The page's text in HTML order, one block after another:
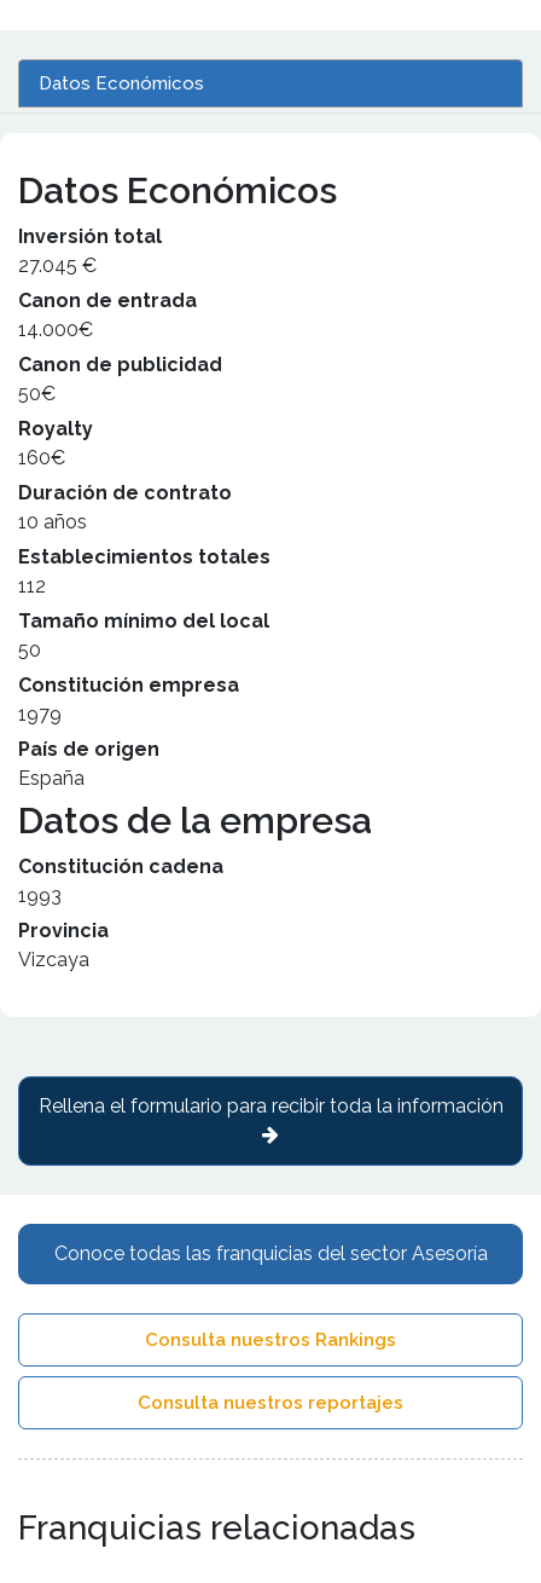
Datos Económicos
Datos Económicos
Inversión total
27.045 €
Canon de entrada
14.000€
Canon de publicidad
50€
Royalty
160€
Duración de contrato
10 años
Establecimientos totales
112
Tamaño mínimo del local
50
Constitución empresa
1979
País de origen
España
Datos de la empresa
Constitución cadena
1993
Provincia
Vizcaya
Conoce todas las franquicias del sector Asesoría
Consulta nuestros Rankings
Consulta nuestros reportajes
Franquicias relacionadas